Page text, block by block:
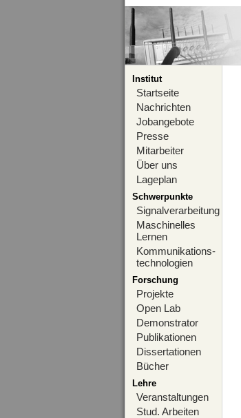
Institut
Startseite
Nachrichten
Jobangebote
Presse
Mitarbeiter
Über uns
Lageplan
Schwerpunkte
Signalverarbeitung
Maschinelles
Lernen
Kommunikations-
technologien
Forschung
Projekte
Open Lab
Demonstrator
Publikationen
Dissertationen
Bücher
Lehre
Veranstaltungen
Stud. Arbeiten